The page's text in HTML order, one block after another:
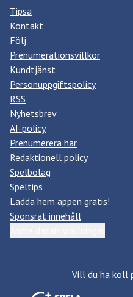
Tipsa
Kontakt
Följ
Prenumerationsvillkor
Kundtjänst
Personuppgiftspolicy
RSS
Nyhetsbrev
AI-policy
Prenumerera här
Redaktionell policy
Spelbolag
Speltips
Ladda hem appen gratis!
Sponsrat innehåll
Vill du ha koll